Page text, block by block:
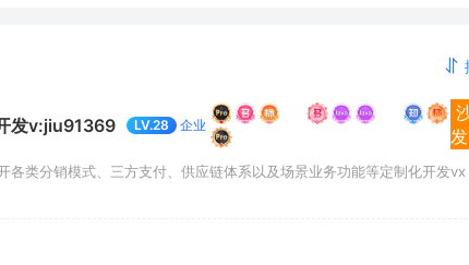
发v:jiu91369 LV.28 企业
发
类分销模式、三方支付、供应链体系以及场景业务功能等定制化开发vx